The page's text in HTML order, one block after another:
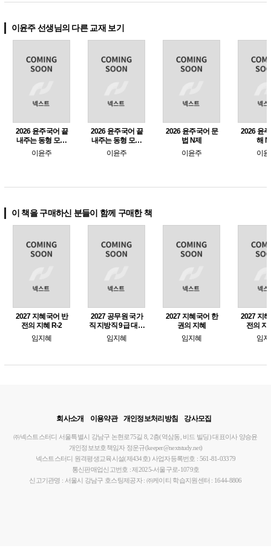
이윤주 선생님의 다른 교재 보기
2026 윤주국어 끝
내주는 동형 모의
고사 2-2 [봉투형 8
회분]
이윤주
2026 윤주국어 끝
내주는 동형 모의
고사 2 [봉투형 12
회분]
이윤주
2026 윤주국어 문
법 N제
이윤주
2026 윤
해
이
이 책을 구매하신 분들이 함께 구매한 책
2027 지혜국어 반
전의 지혜 R-2
임지혜
2027 공무원 국가
직 지방직 9급 대비
유형 완성의 지혜
임지혜
2027 지혜국어 한
권의 지혜
임지혜
2027 지
전의 지
임
회사소개 이용약관 개인정보처리방침 강사모집
㈜넥스트스터디 서울특별시 강남구 논현로75길 8, 2층(역삼동, 비드 빌딩)대표이사 양승윤
개인정보보호책임자 정운규(keeper@nextstudy.net)
넥스트스터디 원격평생교육시설(제434호) 사업자등록번호 : 561-81-03379
통신판매업신고번호 : 제2025-서울구로-1079호
신고기관명 : 서울시 강남구 호스팅제공자 : ㈜케이티 학습지원센터 : 1644-8806